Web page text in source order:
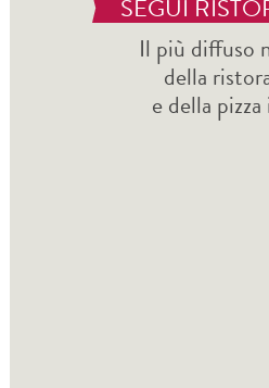
SEGUI
Il più diffuso
della
e della